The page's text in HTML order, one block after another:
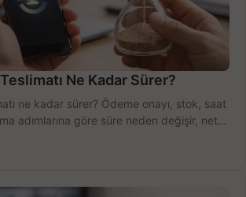
Ne Kadar Sürer?
ne kadar sürer? Ödeme onayı, stok, saat
adımlarına göre süre neden değişir, net